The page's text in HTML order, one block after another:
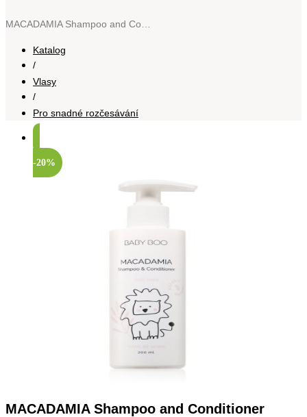
Katalog
/
Vlasy
/
Pro snadné rozčesávání
-20%
MACADAMIA Shampoo and Conditioner